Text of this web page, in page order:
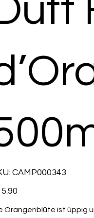
SKU
CAMP000343
CAMP000343
Orangenblüte ist üppig